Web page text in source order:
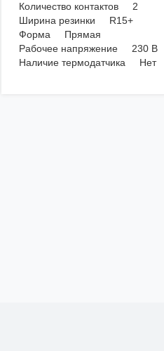
Количество контактов 2
Ширина резинки R15+
Форма Прямая
Рабочее напряжение 230 В
Наличие термодатчика Нет